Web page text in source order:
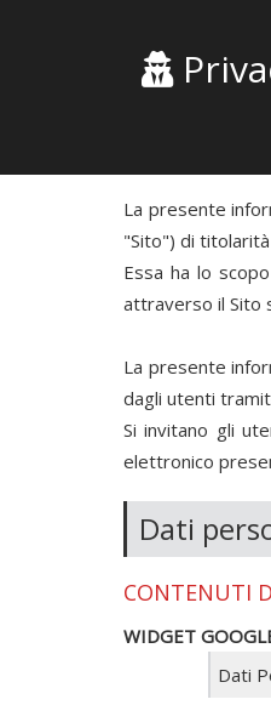
La presente
"Sito") di
Essa ha lo
attraverso il Sito
La presente
dagli utenti
Si invitano gli
elettronico
Dati
CONTENUTI
WIDGET
Dati